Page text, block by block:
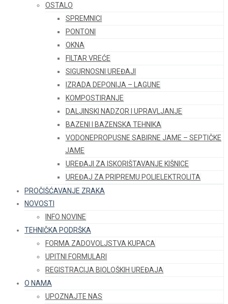
OSTALO
SPREMNICI
PONTONI
OKNA
FILTAR VREĆE
SIGURNOSNI UREĐAJI
IZRADA DEPONIJA – LAGUNE
KOMPOSTIRANJE
DALJINSKI NADZOR I UPRAVLJANJE
BAZENI I BAZENSKA TEHNIKA
VODONEPROPUSNE SABIRNE JAME – SEPTIČKE
JAME
UREĐAJI ZA ISKORIŠTAVANJE KIŠNICE
UREĐAJ ZA PRIPREMU POLIELEKTROLITA
PROČIŠĆAVANJE ZRAKA
NOVOSTI
INFO NOVINE
TEHNIČKA PODRŠKA
FORMA ZADOVOLJSTVA KUPACA
UPITNI FORMULARI
REGISTRACIJA BIOLOŠKIH UREĐAJA
O NAMA
UPOZNAJTE NAS